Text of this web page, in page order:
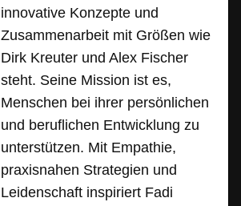
innovative Konzepte und
Zusammenarbeit mit Größen wie
Dirk Kreuter und Alex Fischer
steht. Seine Mission ist es,
Menschen bei ihrer persönlichen
und beruflichen Entwicklung zu
unterstützen. Mit Empathie,
praxisnahen Strategien und
Leidenschaft inspiriert Fadi